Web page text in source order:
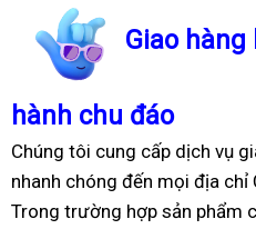
Giao hàng
hành chu đáo
Chúng tôi cung cấp dịch vụ
nhanh chóng đến mọi địa chỉ
Trong trường hợp sản phẩm